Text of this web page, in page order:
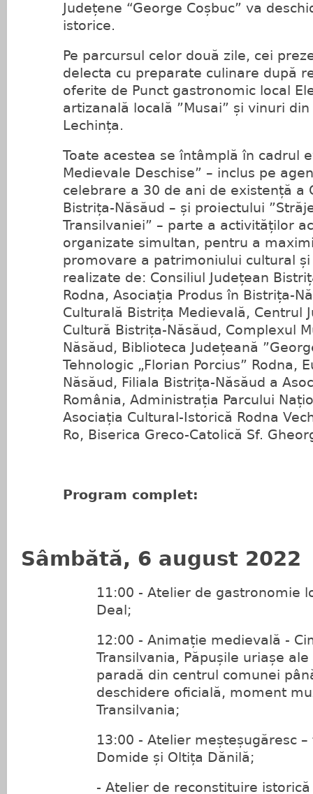
Județene “George Coșbuc” va
istorice.
Pe parcursul celor două zile, cei
delecta cu preparate culinare după
oferite de Punct gastronomic local
artizanală locală ”Musai” și vinuri
Lechința.
Toate acestea se întâmplă în cadrul
Medievale Deschise” – inclus pe
celebrare a 30 de ani de existență a
Bistrița-Năsăud – și proiectului
Transilvaniei” – parte a activităților
organizate simultan, pentru a
promovare a patrimoniului cultural
realizate de: Consiliul Județean
Rodna, Asociația Produs în Bistrița-
Culturală Bistrița Medievală, Centrul
Cultură Bistrița-Năsăud, Complexul
Năsăud, Biblioteca Județeană
Tehnologic „Florian Porcius” Rodna,
Năsăud, Filiala Bistrița-Năsăud a
România, Administrația Parcului
Asociația Cultural-Istorică Rodna
Ro, Biserica Greco-Catolică Sf.
Program complet:
Sâmbătă, 6 august 2022
11:00 - Atelier de gastronomie
Deal;
12:00 - Animație medievală -
Transilvania, Păpușile uriașe
paradă din centrul comunei
deschidere oficială, moment
Transilvania;
13:00 - Atelier meșteșugăresc
Domide și Oltița Dănilă;
- Atelier de reconstituire istorică